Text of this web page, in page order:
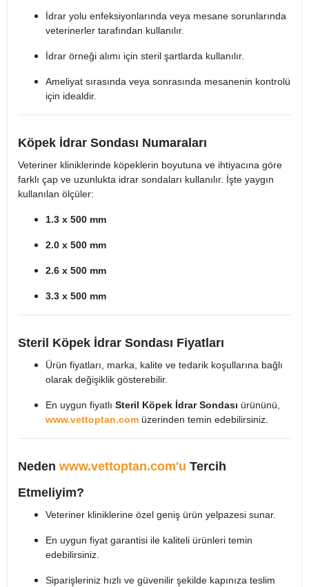
İdrar yolu enfeksiyonlarında veya mesane sorunlarında
veterinerler tarafından kullanılır.
İdrar örneği alımı için steril şartlarda kullanılır.
Ameliyat sırasında veya sonrasında mesanenin kontrolü
için idealdir.
Köpek İdrar Sondası Numaraları
Veteriner kliniklerinde köpeklerin boyutuna ve ihtiyacına göre
farklı çap ve uzunlukta idrar sondaları kullanılır. İşte yaygın
kullanılan ölçüler:
1.3 x 500 mm
2.0 x 500 mm
2.6 x 500 mm
3.3 x 500 mm
Steril Köpek İdrar Sondası Fiyatları
Ürün fiyatları, marka, kalite ve tedarik koşullarına bağlı
olarak değişiklik gösterebilir.
En uygun fiyatlı Steril Köpek İdrar Sondası ürününü,
www.vettoptan.com üzerinden temin edebilirsiniz.
Neden www.vettoptan.com'u Tercih
Etmeliyim?
Veteriner kliniklerine özel geniş ürün yelpazesi sunar.
En uygun fiyat garantisi ile kaliteli ürünleri temin
edebilirsiniz.
Siparişleriniz hızlı ve güvenilir şekilde kapınıza teslim